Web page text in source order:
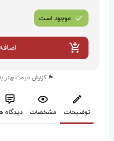
موجود است
گزارش قیمت بهتر
توضیحات مشخصات دیدگاه